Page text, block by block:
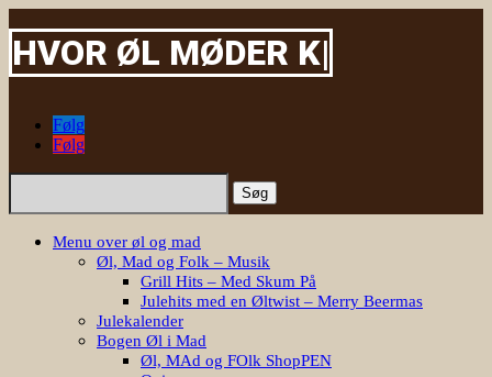
HVOR ØL MØDER
Følg
Følg
Søg
Menu over øl og mad
Øl, Mad og Folk – Musik
Grill Hits – Med Skum På
Julehits med en Øltwist – Merry Beermas
Julekalender
Bogen Øl i Mad
Øl, MAd og FOlk ShopPEN